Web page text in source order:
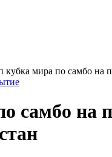
кубка мира по самбо на
самбо на